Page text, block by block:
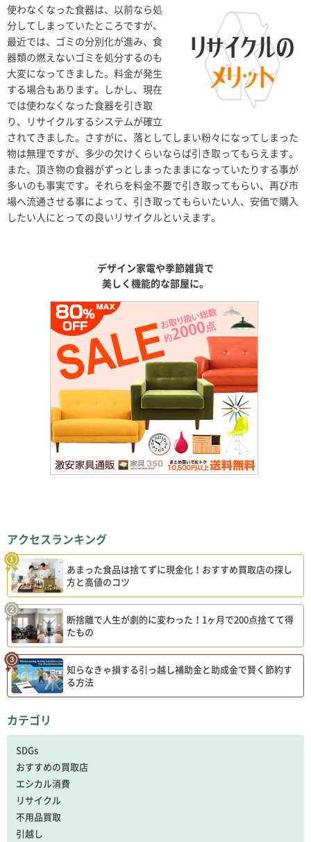
使わなくなった食器は、以前なら処
分してしまっていたところですが、
最近では、ゴミの分別化が進み、食
器類の燃えないゴミを処分するのも
大変になってきました。料金が発生
する場合もあります。しかし、現在
では使わなくなった食器を引き取
り、リサイクルするシステムが確立
されてきました。さすがに、落としてしまい粉々になってしまった
物は無理ですが、多少の欠けくらいならば引き取ってもらえます。
また、頂き物の食器がずっとしまったままになっていたりする事が
多いのも事実です。それらを料金不要で引き取ってもらい、再び市
場へ流通させる事によって、引き取ってもらいたい人、安価で購入
したい人にとっての良いリサイクルといえます。
デザイン家電や季節雑貨で
美しく機能的な部屋に。
アクセスランキング
あまった食品は捨てずに現金化！おすすめ買取店の探し
方と高値のコツ
断捨離で人生が劇的に変わった！1ヶ月で200点捨てて得
たもの
知らなきゃ損する引っ越し補助金と助成金で賢く節約す
る方法
カテゴリ
SDGs
おすすめの買取店
エシカル消費
リサイクル
不用品買取
引越し